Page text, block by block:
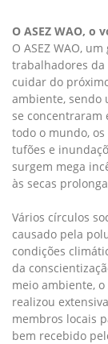
O ASEZ WAO,
O ASEZ WAO,
trabalhadores da
cuidar do
ambiente, sendo
se concentraram
todo o mundo,
tufões e
surgem mega
às secas
Vários círculos
causado pela
condições
da
meio ambiente, o
realizou
membros locais
bem recebido